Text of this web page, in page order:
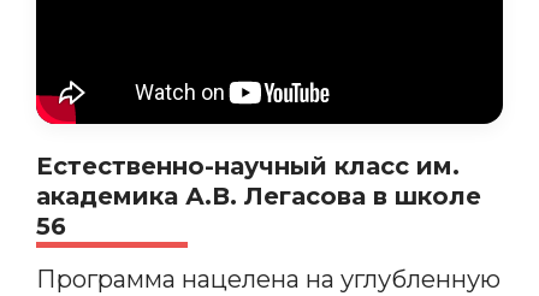
Естественно-научный класс им.
академика А.В. Легасова в школе
56
Программа нацелена на углубленную